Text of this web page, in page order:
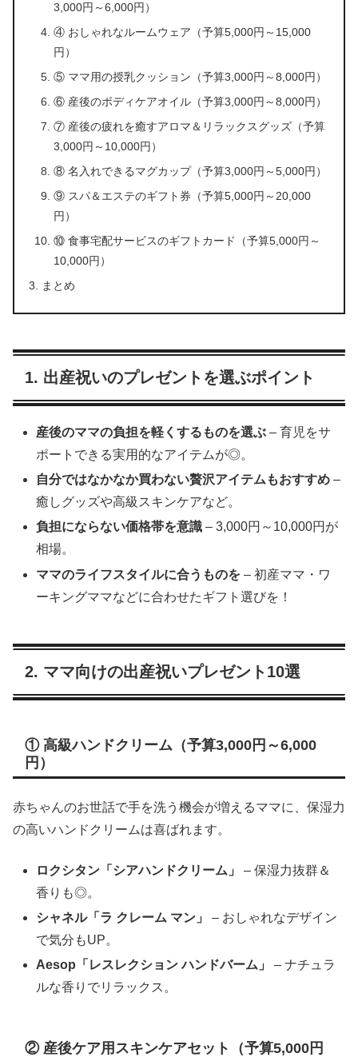
3,000円～6,000円）
④ おしゃれなルームウェア（予算5,000円～15,000
円）
⑤ ママ用の授乳クッション（予算3,000円～8,000円）
⑥ 産後のボディケアオイル（予算3,000円～8,000円）
⑦ 産後の疲れを癒すアロマ＆リラックスグッズ（予算
3,000円～10,000円）
⑧ 名入れできるマグカップ（予算3,000円～5,000円）
⑨ スパ＆エステのギフト券（予算5,000円～20,000
円）
⑩ 食事宅配サービスのギフトカード（予算5,000円～
10,000円）
まとめ
1. 出産祝いのプレゼントを選ぶポイント
産後のママの負担を軽くするものを選ぶ – 育児をサ
ポートできる実用的なアイテムが◎。
自分ではなかなか買わない贅沢アイテムもおすすめ –
癒しグッズや高級スキンケアなど。
負担にならない価格帯を意識 – 3,000円～10,000円が
相場。
ママのライフスタイルに合うものを – 初産ママ・ワ
ーキングママなどに合わせたギフト選びを！
2. ママ向けの出産祝いプレゼント10選
① 高級ハンドクリーム（予算3,000円～6,000
円）
赤ちゃんのお世話で手を洗う機会が増えるママに、保湿力
の高いハンドクリームは喜ばれます。
ロクシタン「シアハンドクリーム」
– 保湿力抜群＆
香りも◎。
シャネル「ラ クレーム マン」
– おしゃれなデザイン
で気分もUP。
Aesop「レスレクション ハンドバーム」
– ナチュラ
ルな香りでリラックス。
② 産後ケア用スキンケアセット（予算5,000円